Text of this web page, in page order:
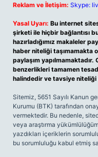
Reklam ve İletişim: Skype:
Yasal Uyarı: Bu internet
şirketi ile hiçbir bağlantısı
hazırladığımız makaleler
haber niteliği taşımamakta
paylaşım
benzerlikleri tamamen
halindedir ve tavsiye niteliği
Sitemiz, 5651 Sayılı Kanun
Kurumu (BTK) tarafından
vermektedir. Bu nedenle,
veya araştırma
yazdıkları içeriklerin
bu sorumluluğu kabul etmiş